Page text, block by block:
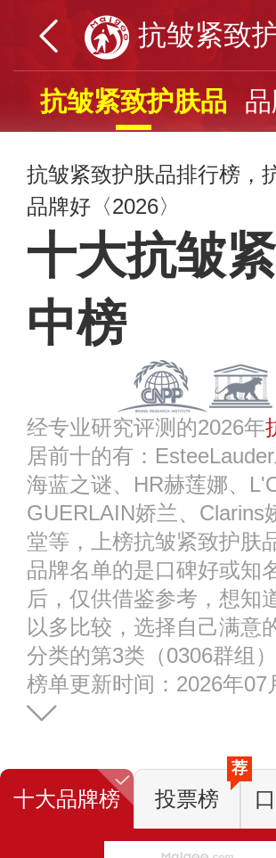
抗皱紧致
抗皱紧致护肤品
抗皱紧致护肤品排行榜，
品牌好〈2026〉
十大抗皱
中榜
经专业研究评测的2026年
居前十的有：
海蓝之谜、HR赫莲娜、
GUERLAIN娇兰、Clarins
堂等，上榜抗皱紧致护肤
品牌名单的是口碑好或知
后，仅供借鉴参考，想知
以多比较，选择自己满意
分类的第3类（0306群组）
榜单更新时间：2026年
十大品牌榜 投票榜
荐